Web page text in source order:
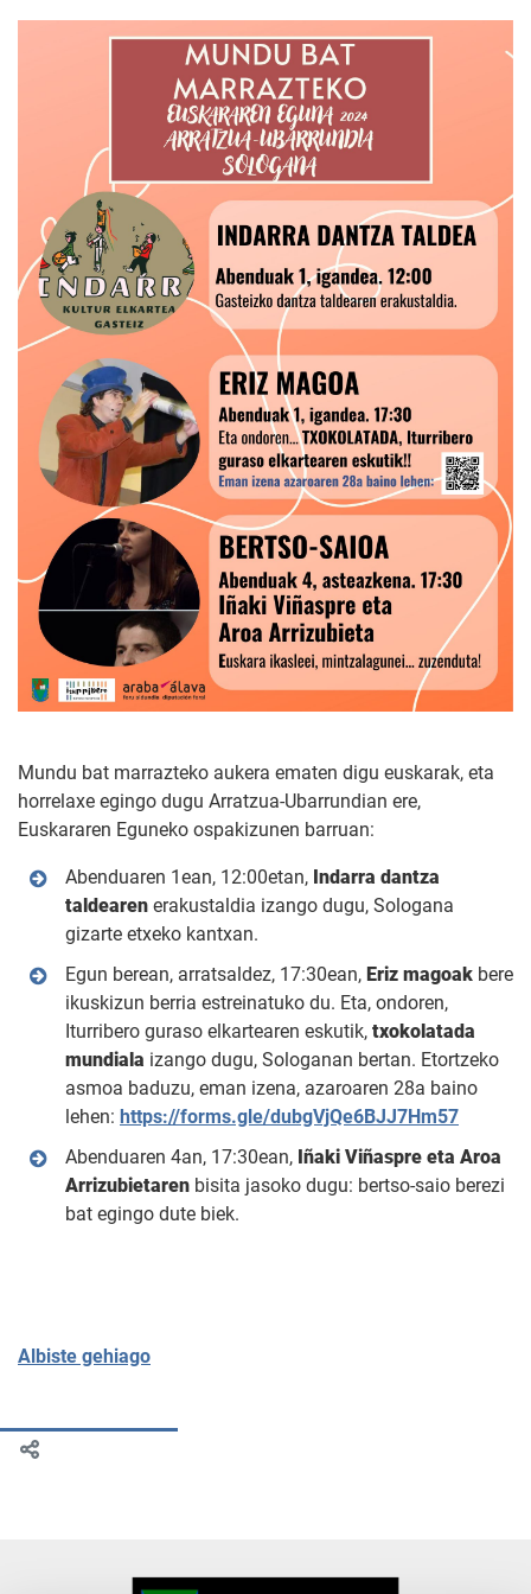
Mundu bat marrazteko aukera ematen digu euskarak, eta
horrelaxe egingo dugu Arratzua-Ubarrundian ere,
Euskararen Eguneko ospakizunen barruan:
Abenduaren 1ean, 12:00etan, Indarra dantza
taldearen erakustaldia izango dugu, Sologana
gizarte etxeko kantxan.
Egun berean, arratsaldez, 17:30ean, Eriz magoak bere
ikuskizun berria estreinatuko du. Eta, ondoren,
Iturribero guraso elkartearen eskutik, txokolatada
mundiala izango dugu, Sologanan bertan. Etortzeko
asmoa baduzu, eman izena, azaroaren 28a baino
lehen: https://forms.gle/dubgVjQe6BJJ7Hm57
Abenduaren 4an, 17:30ean, Iñaki Viñaspre eta Aroa
Arrizubietaren bisita jasoko dugu: bertso-saio berezi
bat egingo dute biek.
Albiste gehiago